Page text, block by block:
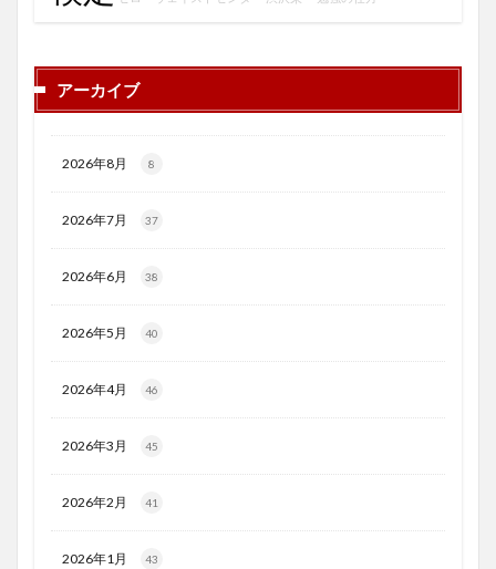
アーカイブ
2026年8月 8
2026年7月 37
2026年6月 38
2026年5月 40
2026年4月 46
2026年3月 45
2026年2月 41
2026年1月 43